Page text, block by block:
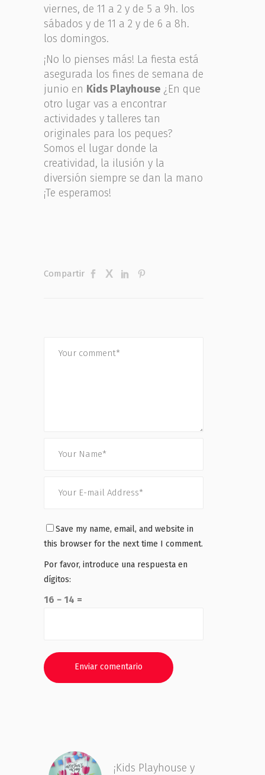
viernes, de 11 a 2 y de 5 a 9h. los
sábados y de 11 a 2 y de 6 a 8h.
los domingos.
¡No lo pienses más! La fiesta está
asegurada los fines de semana de
junio en Kids Playhouse ¿En que
otro lugar vas a encontrar
actividades y talleres tan
originales para los peques?
Somos el lugar donde la
creatividad, la ilusión y la
diversión siempre se dan la mano
¡Te esperamos!
Compartir
Save my name, email, and website in
this browser for the next time I comment.
Por favor, introduce una respuesta en
dígitos:
16 − 14 =
¡Kids Playhouse y